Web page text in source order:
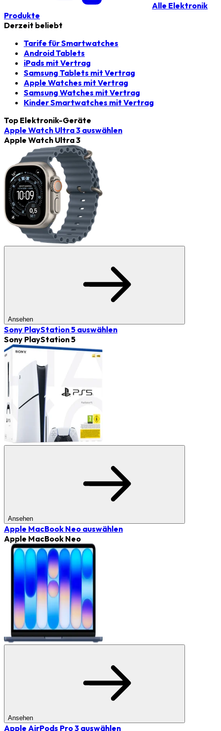
Alle Elektronik
Produkte
Derzeit beliebt
Tarife für Smartwatches
Android Tablets
iPads mit Vertrag
Samsung Tablets mit Vertrag
Apple Watches mit Vertrag
Samsung Watches mit Vertrag
Kinder Smartwatches mit Vertrag
Top Elektronik-Geräte
Apple Watch Ultra 3 auswählen
Apple Watch Ultra 3
Ansehen
Sony PlayStation 5 auswählen
Sony PlayStation 5
Ansehen
Apple MacBook Neo auswählen
Apple MacBook Neo
Ansehen
Apple AirPods Pro 3 auswählen